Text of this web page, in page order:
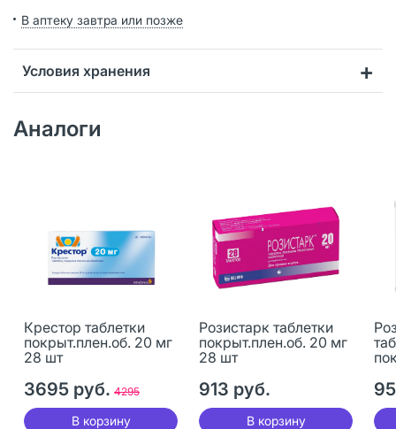
В аптеку завтра или позже
Условия хранения
Аналоги
Крестор таблетки
покрыт.плен.об. 20 мг
28 шт
3695 руб. 4295
В корзину
Розистарк таблетки
покрыт.плен.об. 20 мг
28 шт
913 руб.
В корзину